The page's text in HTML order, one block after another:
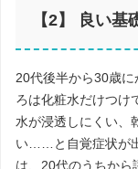
【2】 良い
20代後半から30歳に
ろは化粧水だけつけ
水が浸透しにくい、
い……と自覚症状が
は、 20代のうちから